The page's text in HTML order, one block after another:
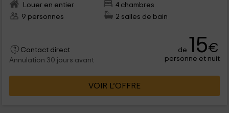
Louer en entier
4 chambres
9 personnes
2 salles de bain
Contact direct
Annulation 30 jours avant
de 15€
personne et nuit
VOIR L’OFFRE